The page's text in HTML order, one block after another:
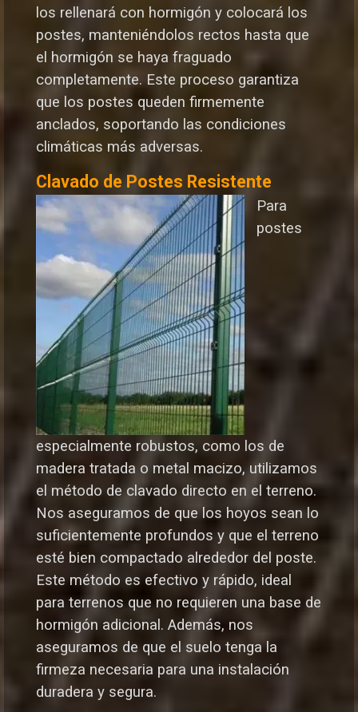
los rellenará con hormigón y colocará los
postes, manteniéndolos rectos hasta que
el hormigón se haya fraguado
completamente. Este proceso garantiza
que los postes queden firmemente
anclados, soportando las condiciones
climáticas más adversas.
Clavado de Postes Resistente
Para
postes
especialmente robustos, como los de
madera tratada o metal macizo, utilizamos
el método de clavado directo en el terreno.
Nos aseguramos de que los hoyos sean lo
suficientemente profundos y que el terreno
esté bien compactado alrededor del poste.
Este método es efectivo y rápido, ideal
para terrenos que no requieren una base de
hormigón adicional. Además, nos
aseguramos de que el suelo tenga la
firmeza necesaria para una instalación
duradera y segura.